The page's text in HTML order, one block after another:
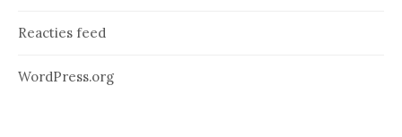
Reacties feed
WordPress.org